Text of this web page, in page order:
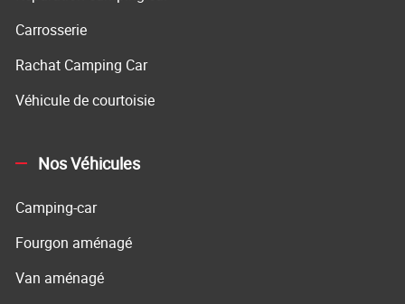
Carrosserie
Rachat Camping Car
Véhicule de courtoisie
Nos Véhicules
Camping-car
Fourgon aménagé
Van aménagé